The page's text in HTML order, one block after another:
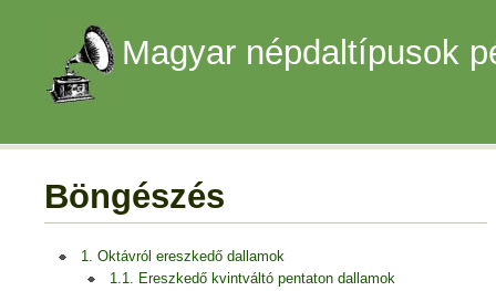
Magyar népdaltípusok
Böngészés
1. Oktávról ereszkedő dallamok
1.1. Ereszkedő kvintváltó pentaton dallamok